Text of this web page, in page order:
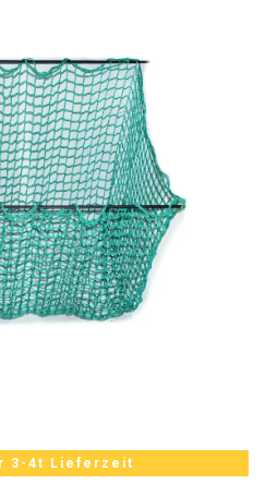
3-4t Lieferzeit